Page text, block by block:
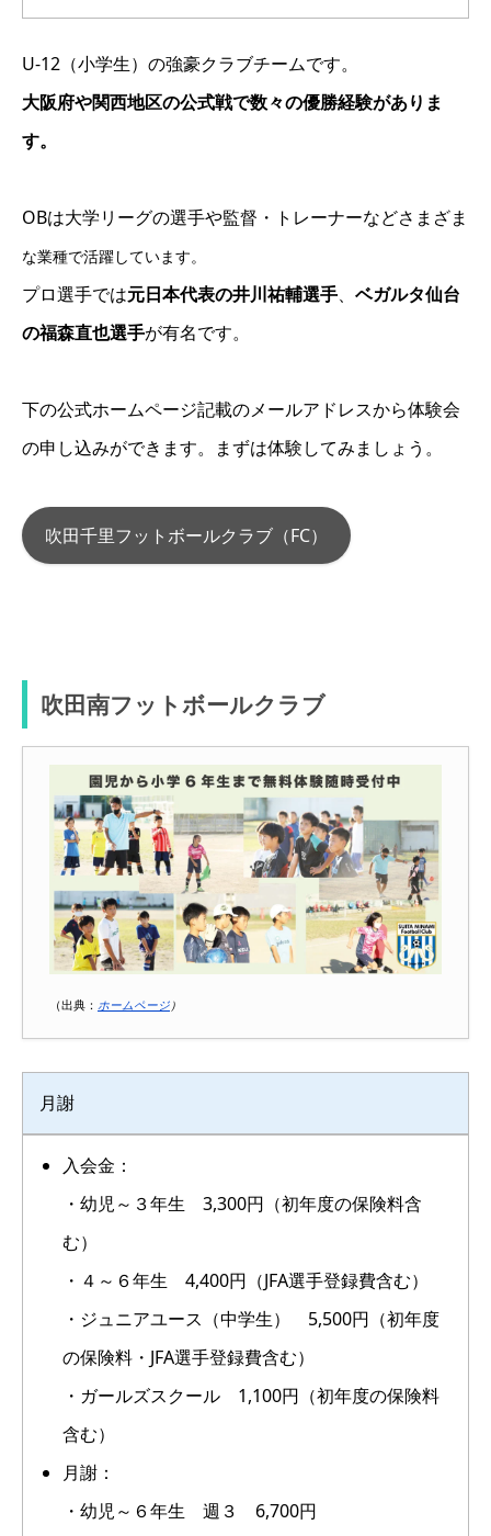
U-12（小学生）の強豪クラブチームです。
大阪府や関西地区の公式戦で数々の優勝経験がありま
す。
OBは大学リーグの選手や監督・トレーナーなどさまざま
な業種で活躍しています。
プロ選手では元日本代表の井川祐輔選手、 ベガルタ仙台
の福森直也選手が有名です。
下の公式ホームページ記載のメールアドレスから体験会
の申し込みができます。まずは体験してみましょう。
吹田千里フットボールクラブ（FC）
吹田南フットボールクラブ
（出典： ホームページ）
月謝
入会金：
・幼児～３年生 3,300円（初年度の保険料含
む）
・４～６年生 4,400円（JFA選手登録費含む）
・ジュニアユース（中学生） 5,500円（初年度
の保険料・JFA選手登録費含む）
・ガールズスクール 1,100円（初年度の保険料
含む）
月謝：
・幼児～６年生 週３ 6,700円